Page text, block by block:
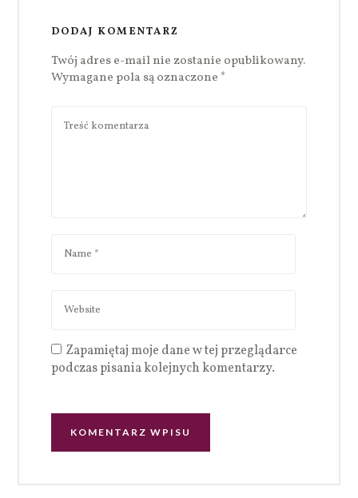
DODAJ KOMENTARZ
Twój adres e-mail nie zostanie opublikowany.
Wymagane pola są oznaczone *
Zapamiętaj moje dane w tej przeglądarce
podczas pisania kolejnych komentarzy.